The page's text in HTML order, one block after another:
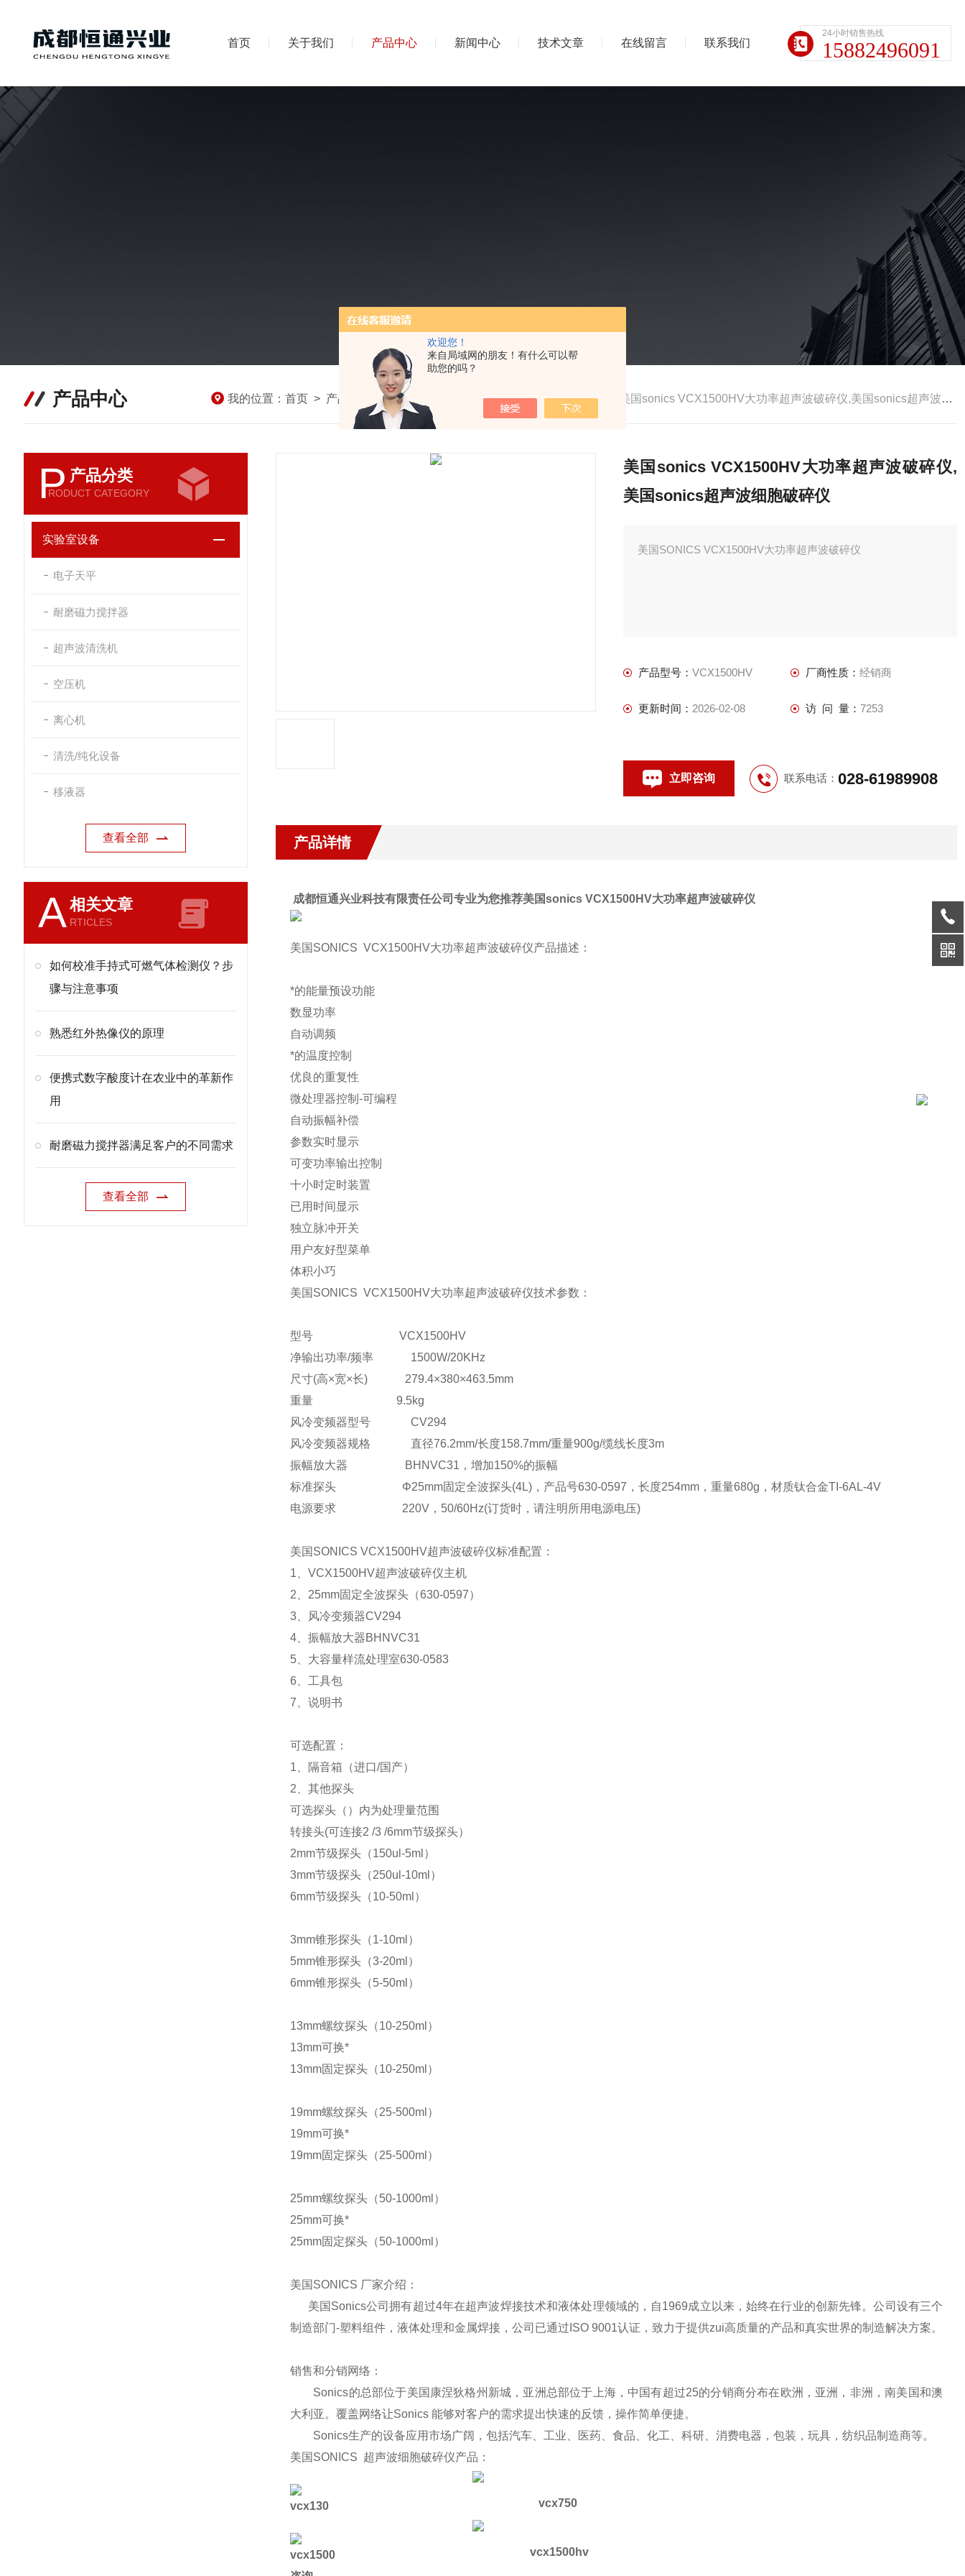
欢迎您！
来自局域网的朋友！有什么可以帮
助您的吗？
首页 关于我们 产品中心 新闻中心 技术文章 在线留言 联系我们
24小时销售热线
15882496091
产品中心 我的位置： 首页 > 产品中心 >实验室设备 超声波清洗机>VCX1500HV美国sonics VCX1500HV大功率超声波破碎仪,美国sonics超声波细胞破碎仪
P 产品分类
RODUCT CATEGORY
实验室设备
电子天平
耐磨磁力搅拌器
超声波清洗机
空压机
离心机
清洗/纯化设备
移液器
查看全部
A相关文章
RTICLES
如何校准手持式可燃气体检测仪？步
骤与注意事项
熟悉红外热像仪的原理
便携式数字酸度计在农业中的革新作
用
耐磨磁力搅拌器满足客户的不同需求
查看全部
美国sonics VCX1500HV大功率超声波破碎仪,
美国sonics超声波细胞破碎仪
美国SONICS VCX1500HV大功率超声波破碎仪
产品型号： VCX1500HV 厂商性质： 经销商
更新时间： 2026-02-08 访 问 量： 7253
立即咨询 联系电话： 028-61989908
产品详情
成都恒通兴业科技有限责任公司专业为您推荐美国sonics VCX1500HV大功率超声波破碎仪
美国SONICS VCX1500HV大功率超声波破碎仪产品描述：
*的能量预设功能
数显功率
自动调频
*的温度控制
优良的重复性
微处理器控制-可编程
自动振幅补偿
参数实时显示
可变功率输出控制
十小时定时装置
已用时间显示
独立脉冲开关
用户友好型菜单
体积小巧
美国SONICS VCX1500HV大功率超声波破碎仪技术参数：
型号 VCX1500HV
净输出功率/频率 1500W/20KHz
尺寸(高×宽×长) 279.4×380×463.5mm
重量 9.5kg
风冷变频器型号 CV294
风冷变频器规格 直径76.2mm/长度158.7mm/重量900g/缆线长度3m
振幅放大器 BHNVC31，增加150%的振幅
标准探头 Φ25mm固定全波探头(4L)，产品号630-0597，长度254mm，重量680g，材质钛合金TI-6AL-4V
电源要求 220V，50/60Hz(订货时，请注明所用电源电压)
美国SONICS VCX1500HV超声波破碎仪标准配置：
1、VCX1500HV超声波破碎仪主机
2、25mm固定全波探头（630-0597）
3、风冷变频器CV294
4、振幅放大器BHNVC31
5、大容量样流处理室630-0583
6、工具包
7、说明书
可选配置：
1、隔音箱（进口/国产）
2、其他探头
可选探头（）内为处理量范围
转接头(可连接2 /3 /6mm节级探头）
2mm节级探头（150ul-5ml）
3mm节级探头（250ul-10ml）
6mm节级探头（10-50ml）
3mm锥形探头（1-10ml）
5mm锥形探头（3-20ml）
6mm锥形探头（5-50ml）
13mm螺纹探头（10-250ml）
13mm可换*
13mm固定探头（10-250ml）
19mm螺纹探头（25-500ml）
19mm可换*
19mm固定探头（25-500ml）
25mm螺纹探头（50-1000ml）
25mm可换*
25mm固定探头（50-1000ml）
美国SONICS 厂家介绍：
美国Sonics公司拥有超过4年在超声波焊接技术和液体处理领域的，自1969成立以来，始终在行业的创新先锋。公司设有三个
制造部门-塑料组件，液体处理和金属焊接，公司已通过ISO 9001认证，致力于提供zui高质量的产品和真实世界的制造解决方案。
销售和分销网络：
Sonics的总部位于美国康涅狄格州新城，亚洲总部位于上海，中国有超过25的分销商分布在欧洲，亚洲，非洲，南美国和澳
大利亚。覆盖网络让Sonics 能够对客户的需求提出快速的反馈，操作简单便捷。
Sonics生产的设备应用市场广阔，包括汽车、工业、医药、食品、化工、科研、消费电器，包装，玩具，纺织品制造商等。
美国SONICS 超声波细胞破碎仪产品：
vcx130 vcx750
vcx1500
vcx1500hv